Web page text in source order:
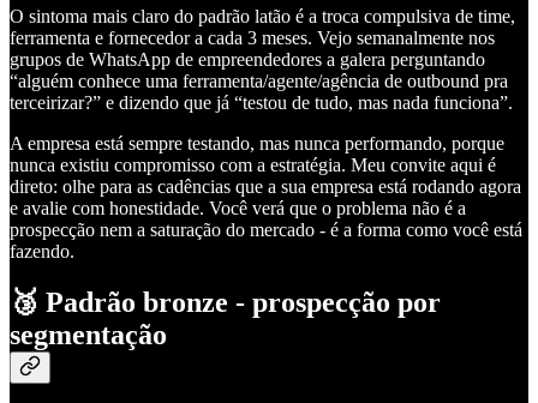
O sintoma mais claro do padrão latão é a troca compulsiva de time,
ferramenta e fornecedor a cada 3 meses. Vejo semanalmente nos
grupos de WhatsApp de empreendedores a galera perguntando
“alguém conhece uma ferramenta/agente/agência de outbound pra
terceirizar?” e dizendo que já “testou de tudo, mas nada funciona”.
A empresa está sempre testando, mas nunca performando, porque
nunca existiu compromisso com a estratégia. Meu convite aqui é
direto: olhe para as cadências que a sua empresa está rodando agora
e avalie com honestidade. Você verá que o problema não é a
prospecção nem a saturação do mercado - é a forma como você está
fazendo.
🥉 Padrão bronze - prospecção por
segmentação